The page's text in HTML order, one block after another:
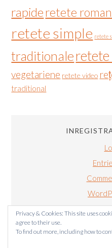
rapideretete
retete simple retete
traditionaleretete
vegetariene retete video
traditional
Privacy & Cookies: This site uses
agree to their use.
To find out more, including how to